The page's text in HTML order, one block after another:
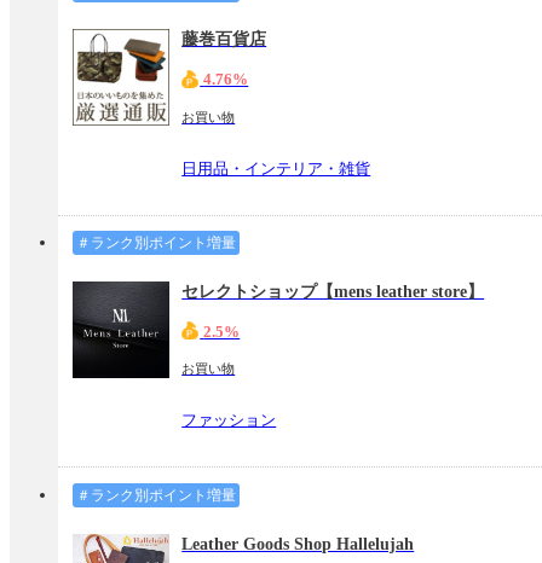
藤巻百貨店
4.76%
お買い物
日用品・インテリア・雑貨
＃ランク別ポイント増量
セレクトショップ【mens leather store】
2.5%
お買い物
ファッション
＃ランク別ポイント増量
Leather Goods Shop Hallelujah